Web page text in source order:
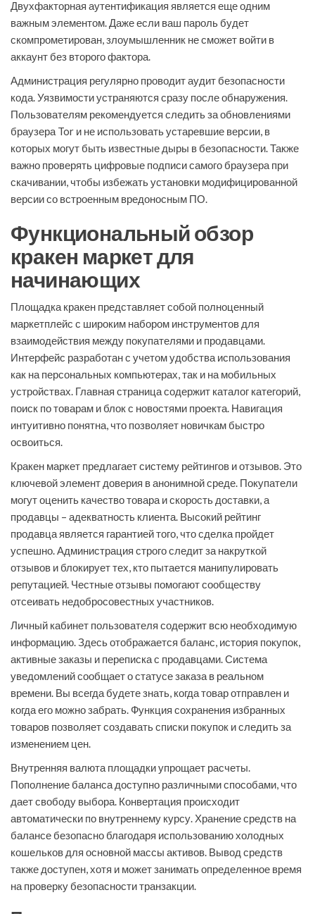
Двухфакторная аутентификация является еще одним
важным элементом. Даже если ваш пароль будет
скомпрометирован, злоумышленник не сможет войти в
аккаунт без второго фактора.
Администрация регулярно проводит аудит безопасности
кода. Уязвимости устраняются сразу после обнаружения.
Пользователям рекомендуется следить за обновлениями
браузера Tor и не использовать устаревшие версии, в
которых могут быть известные дыры в безопасности. Также
важно проверять цифровые подписи самого браузера при
скачивании, чтобы избежать установки модифицированной
версии со встроенным вредоносным ПО.
Функциональный обзор
кракен маркет для
начинающих
Площадка кракен представляет собой полноценный
маркетплейс с широким набором инструментов для
взаимодействия между покупателями и продавцами.
Интерфейс разработан с учетом удобства использования
как на персональных компьютерах, так и на мобильных
устройствах. Главная страница содержит каталог категорий,
поиск по товарам и блок с новостями проекта. Навигация
интуитивно понятна, что позволяет новичкам быстро
освоиться.
Кракен маркет предлагает систему рейтингов и отзывов. Это
ключевой элемент доверия в анонимной среде. Покупатели
могут оценить качество товара и скорость доставки, а
продавцы – адекватность клиента. Высокий рейтинг
продавца является гарантией того, что сделка пройдет
успешно. Администрация строго следит за накруткой
отзывов и блокирует тех, кто пытается манипулировать
репутацией. Честные отзывы помогают сообществу
отсеивать недобросовестных участников.
Личный кабинет пользователя содержит всю необходимую
информацию. Здесь отображается баланс, история покупок,
активные заказы и переписка с продавцами. Система
уведомлений сообщает о статусе заказа в реальном
времени. Вы всегда будете знать, когда товар отправлен и
когда его можно забрать. Функция сохранения избранных
товаров позволяет создавать списки покупок и следить за
изменением цен.
Внутренняя валюта площадки упрощает расчеты.
Пополнение баланса доступно различными способами, что
дает свободу выбора. Конвертация происходит
автоматически по внутреннему курсу. Хранение средств на
балансе безопасно благодаря использованию холодных
кошельков для основной массы активов. Вывод средств
также доступен, хотя и может занимать определенное время
на проверку безопасности транзакции.